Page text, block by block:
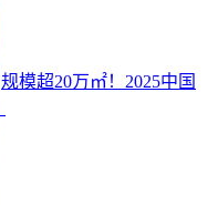
规模超20万㎡！2025中国